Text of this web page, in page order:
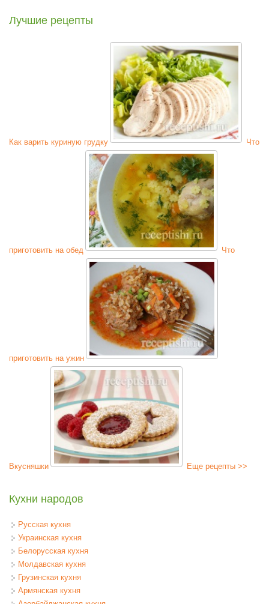
Лучшие рецепты
Как варить куриную грудку Что
приготовить на обед Что
приготовить на ужин
Вкусняшки Еще рецепты >>
Кухни народов
Русская кухня
Украинская кухня
Белорусская кухня
Молдавская кухня
Грузинская кухня
Армянская кухня